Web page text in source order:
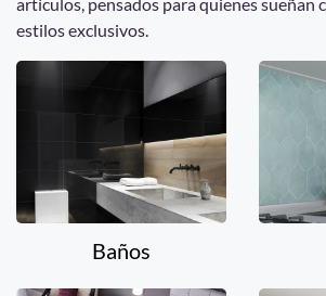
estilos exclusivos.
Baños